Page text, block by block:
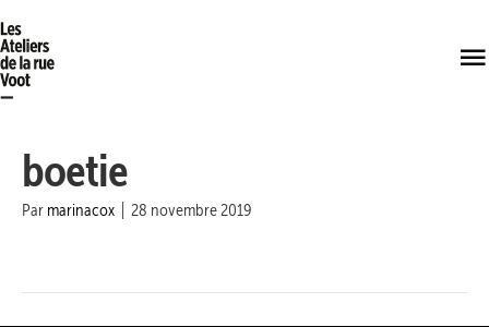
boetie
Par marinacox 28 novembre 2019